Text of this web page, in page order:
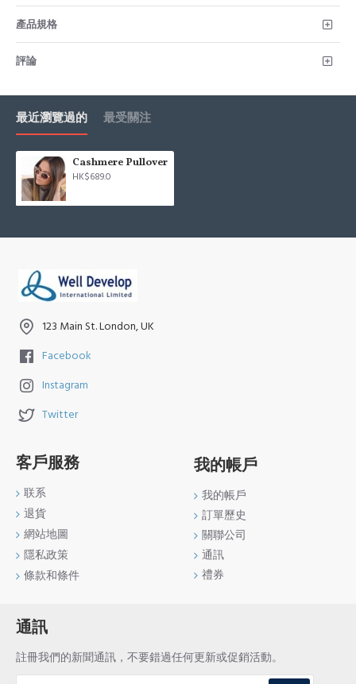
pages or open popup modules. Optional "Show More" collapsible
block content is also available as an option for large and tall
descriptions or custom content.
產品規格
評論
最近瀏覽過的 最受關注
Cashmere Pullover
HK$689.0
123 Main St. London, UK
Facebook
Instagram
Twitter
客戶服務
联系
退貨
網站地圖
隱私政策
條款和條件
我的帳戶
我的帳戶
訂單歷史
關聯公司
通訊
禮券
通訊
註冊我們的新聞通訊，不要錯過任何更新或促銷活動。